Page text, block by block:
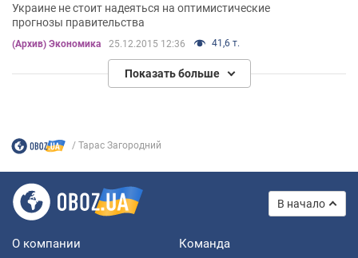
Украине не стоит надеяться на оптимистические
прогнозы правительства
(Архив) Экономика 25.12.2015 12:36 41,6 т.
Показать больше
Тарас Загородний
В начало
О компании Команда